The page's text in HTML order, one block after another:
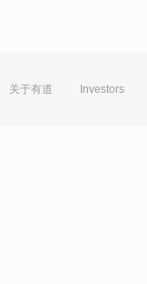
关于有道 Investors